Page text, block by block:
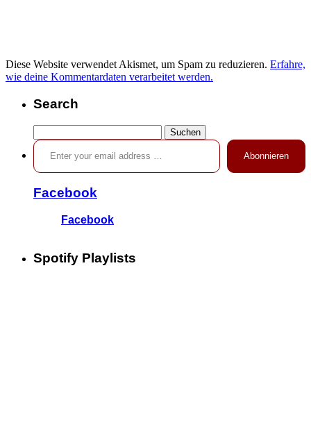
Diese Website verwendet Akismet, um Spam zu reduzieren. Erfahre,
wie deine Kommentardaten verarbeitet werden.
Search
nach:
Enter your email address …
Abonnieren
Facebook
Facebook
Spotify Playlists